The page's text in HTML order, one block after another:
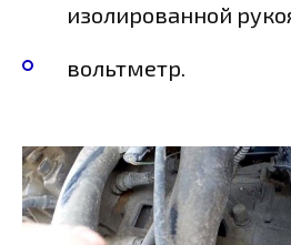
изолированной
вольтметр.